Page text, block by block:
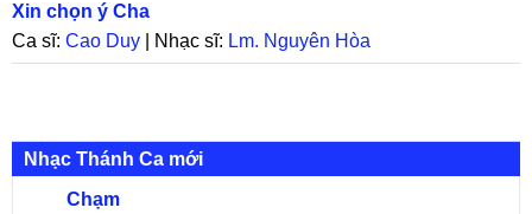
Xin chọn ý Cha
Ca sĩ: Cao Duy | Nhạc sĩ: Lm. Nguyên Hòa
Nhạc Thánh Ca mới
Chạm